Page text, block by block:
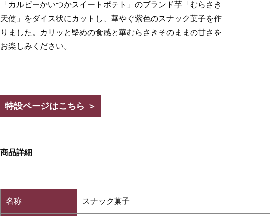
「カルビーかいつかスイートポテト」のブランド芋「むらさき
天使」をダイス状にカットし、華やぐ紫色のスナック菓子を作
りました。カリッと堅めの食感と華むらさきそのままの甘さを
お楽しみください。
特設ページはこちら ＞
商品詳細
名称 スナック菓子